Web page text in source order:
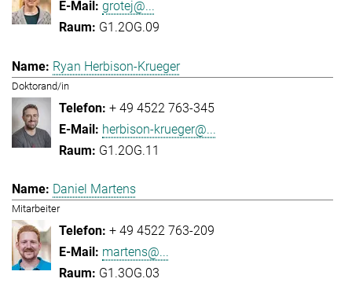
grotej@...
G1.2OG.09
Ryan Herbison-Krueger
Doktorand/in
+ 49 4522 763-345
herbison-krueger@...
G1.2OG.11
Daniel Martens
Mitarbeiter
+ 49 4522 763-209
martens@...
G1.3OG.03